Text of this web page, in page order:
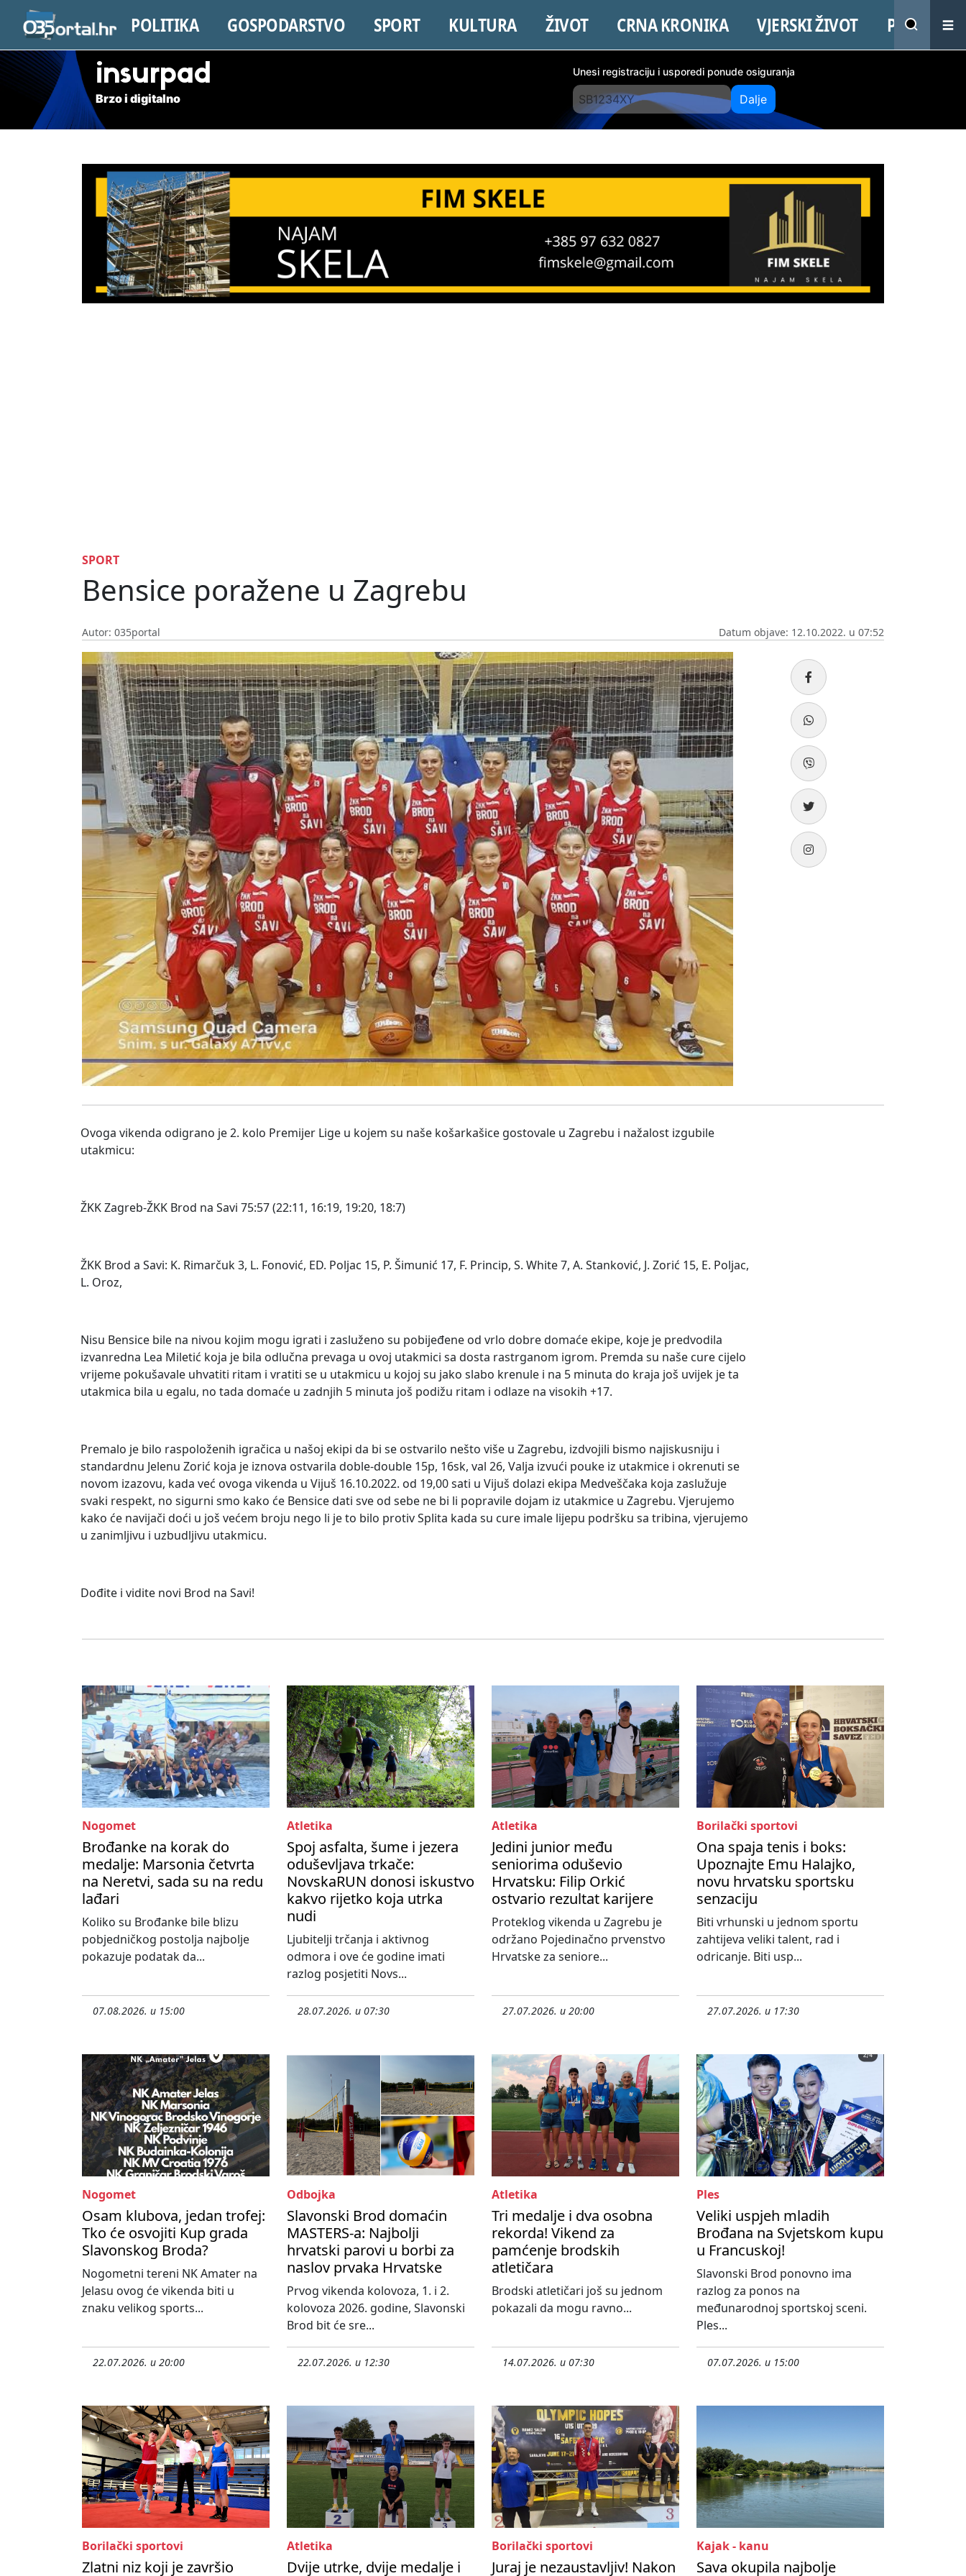
POLITIKA GOSPODARSTVO SPORT KULTURA ŽIVOT CRNA KRONIKA VJERSKI ŽIVOT PROMO
insurpad
Brzo i digitalno
Unesi registraciju i usporedi ponude osiguranja
Dalje
SPORT
Bensice poražene u Zagrebu
Autor: 035portal Datum objave: 12.10.2022. u 07:52
Ovoga vikenda odigrano je 2. kolo Premijer Lige u kojem su naše košarkašice gostovale u Zagrebu i nažalost izgubile
utakmicu:
ŽKK Zagreb-ŽKK Brod na Savi 75:57 (22:11, 16:19, 19:20, 18:7)
ŽKK Brod a Savi: K. Rimarčuk 3, L. Fonović, ED. Poljac 15, P. Šimunić 17, F. Princip, S. White 7, A. Stanković, J. Zorić 15, E. Poljac,
L. Oroz,
Nisu Bensice bile na nivou kojim mogu igrati i zasluženo su pobijeđene od vrlo dobre domaće ekipe, koje je predvodila
izvanredna Lea Miletić koja je bila odlučna prevaga u ovoj utakmici sa dosta rastrganom igrom. Premda su naše cure cijelo
vrijeme pokušavale uhvatiti ritam i vratiti se u utakmicu u kojoj su jako slabo krenule i na 5 minuta do kraja još uvijek je ta
utakmica bila u egalu, no tada domaće u zadnjih 5 minuta još podižu ritam i odlaze na visokih +17.
Premalo je bilo raspoloženih igračica u našoj ekipi da bi se ostvarilo nešto više u Zagrebu, izdvojili bismo najiskusniju i
standardnu Jelenu Zorić koja je iznova ostvarila doble-double 15p, 16sk, val 26, Valja izvući pouke iz utakmice i okrenuti se
novom izazovu, kada već ovoga vikenda u Vijuš 16.10.2022. od 19,00 sati u Vijuš dolazi ekipa Medveščaka koja zaslužuje
svaki respekt, no sigurni smo kako će Bensice dati sve od sebe ne bi li popravile dojam iz utakmice u Zagrebu. Vjerujemo
kako će navijači doći u još većem broju nego li je to bilo protiv Splita kada su cure imale lijepu podršku sa tribina, vjerujemo
u zanimljivu i uzbudljivu utakmicu.
Dođite i vidite novi Brod na Savi!
Nogomet
Brođanke na korak do
medalje: Marsonia četvrta
na Neretvi, sada su na redu
lađari
Koliko su Brođanke bile blizu
pobjedničkog postolja najbolje
pokazuje podatak da...
07.08.2026. u 15:00
Atletika
Spoj asfalta, šume i jezera
oduševljava trkače:
NovskaRUN donosi iskustvo
kakvo rijetko koja utrka
nudi
Ljubitelji trčanja i aktivnog
odmora i ove će godine imati
razlog posjetiti Novs...
28.07.2026. u 07:30
Atletika
Jedini junior među
seniorima oduševio
Hrvatsku: Filip Orkić
ostvario rezultat karijere
Proteklog vikenda u Zagrebu je
održano Pojedinačno prvenstvo
Hrvatske za seniore...
27.07.2026. u 20:00
Borilački sportovi
Ona spaja tenis i boks:
Upoznajte Emu Halajko,
novu hrvatsku sportsku
senzaciju
Biti vrhunski u jednom sportu
zahtijeva veliki talent, rad i
odricanje. Biti usp...
27.07.2026. u 17:30
Nogomet
Osam klubova, jedan trofej:
Tko će osvojiti Kup grada
Slavonskog Broda?
Nogometni tereni NK Amater na
Jelasu ovog će vikenda biti u
znaku velikog sports...
22.07.2026. u 20:00
Odbojka
Slavonski Brod domaćin
MASTERS-a: Najbolji
hrvatski parovi u borbi za
naslov prvaka Hrvatske
Prvog vikenda kolovoza, 1. i 2.
kolovoza 2026. godine, Slavonski
Brod bit će sre...
22.07.2026. u 12:30
Atletika
Tri medalje i dva osobna
rekorda! Vikend za
pamćenje brodskih
atletičara
Brodski atletičari još su jednom
pokazali da mogu ravno...
14.07.2026. u 07:30
Ples
Veliki uspjeh mladih
Brođana na Svjetskom kupu
u Francuskoj!
Slavonski Brod ponovno ima
razlog za ponos na
međunarodnoj sportskoj sceni.
Ples...
07.07.2026. u 15:00
Borilački sportovi
Zlatni niz koji je završio
Atletika
Dvije utrke, dvije medalje i
Borilački sportovi
Juraj je nezaustavljiv! Nakon
Kajak - kanu
Sava okupila najbolje